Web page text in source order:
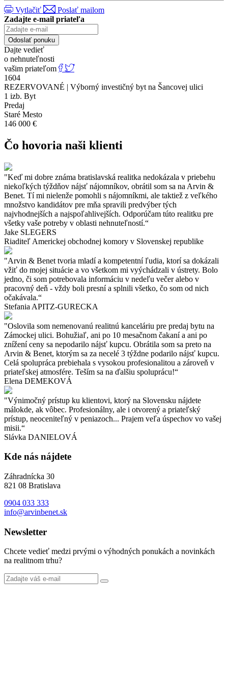
život – potraviny, drogériu, reštaurácie, lekáreň, poštu, pekáreň aj
polikliniku. 5 minút chôdze sa nachádza obľúbené nákupné centrum
Centrál s tromi poschodiami obchodov, služieb
reštauračnou zónou a fitness Golem Club.
Dopravná dostupnosť je výborná,
nachádza zastávka električiek a autobusov
spojenie do všetkých častí mesta. Hlavná železničná stanica ako aj
autobusová stanica Nivy je dostupná len na pár zastávok
autobusom, alebo trolejbusom.
Cena: 146 000 eur
oddelením našej spoločnosti, veľmi radi Vám pomôžeme pri
efektívnom a dôstojnom predaji či prenájme aj Vašej nehnuteľnosti.
Budeme sa tešiť, keď nás budete nezáväzne kontaktovať.
ID: SDN241131
Vytlačiť
Poslať mailom
Zadajte e-mail priateľa
Odoslať ponuku
Dajte vedieť
o nehnuteľnosti
vašim priateľom
1604
REZERVOVANÉ | Výborný investičný byt na Šancovej ulici
1 izb. Byt
Predaj
Staré Mesto
146 000 €
Čo hovoria naši klienti
"Keď mi dobre známa bratislavská realitka nedokázala v priebehu
niekoľkých týždňov nájsť nájomníkov, obrátil som sa na Arvin &
Benet. Tí mi nielenže pomohli s nájomníkmi, ale taktiež z veľkého
množstvo kandidátov pre mňa spravili predvýber tých
najvhodnejších a najspoľahlivejších. Odporúčam túto realitku pre
všetky vaše potreby v oblasti nehnuteľností.“
Jake SLEGERS
Riaditeľ Americkej obchodnej komory v Slovenskej republike
"Arvin & Benet tvoria mladí a kompetentní ľudia, ktorí sa dokázali
vžiť do mojej situácie a vo všetkom mi vyýchádzali v ústrety. Bolo
jedno, či som potrebovala informáciu v nedeľu večer alebo v
pracovný deň - vždy boli presní a splnili všetko, čo som od nich
očakávala.“
Stefania APITZ-GURECKA
"Oslovila som nemenovanú realitnú kanceláriu pre predaj bytu na
Zámockej ulici. Bohužiaľ, ani po 10 mesačnom čakaní a ani po
znížení ceny sa nepodarilo nájsť kupcu. Obrátila som sa preto na
Arvin & Benet, ktorým sa za necelé 3 týždne podarilo nájsť kupcu.
Celá spolupráca prebiehala s vysokou profesionalitou a zároveň v
priateľskej atmosfére. Teším sa na ďalšiu spoluprácu!“
Elena DEMEKOVÁ
"Výnimočný prístup ku klientovi, ktorý na Slovensku nájdete
málokde, ak vôbec. Profesionálny, ale i otvorený a priateľský
prístup, neoceniteľný v peniazoch... Prajem veľa úspechov vo vašej
misii.“
Slávka DANIELOVÁ
Kde nás nájdete
Záhradnícka 30
821 08 Bratislava
0904 033 333
info@arvinbenet.sk
Newsletter
Chcete vedieť medzi prvými o výhodných ponukách a novinkách
na realitnom trhu?